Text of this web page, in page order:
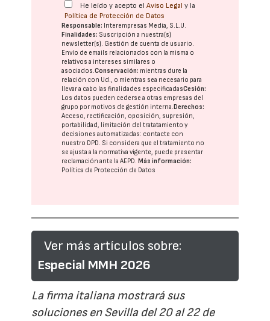
He leído y acepto elAviso Legal y la
Política de Protección de Datos
Responsable: Interempresas Media, S.L.U.
Finalidades: Suscripción a nuestra(s)
newsletter(s). Gestión de cuenta de usuario.
Envío de emails relacionados con la misma o
relativos a intereses similares o
asociados.Conservación: mientras dure la
relación con Ud., o mientras sea necesario para
llevar a cabo las finalidades especificadasCesión:
Los datos pueden cederse a otras empresas del
grupo por motivos de gestión interna.Derechos:
Acceso, rectificación, oposición, supresión,
portabilidad, limitación del tratatamiento y
decisiones automatizadas: contacte con
nuestro DPD . Si considera que el tratamiento no
se ajusta a la normativa vigente, puede presentar
reclamación ante laAEPD .Más información:
Política de Protección de Datos
Ver más artículos sobre:
Especial MMH 2026
La firma italiana mostrará sus
soluciones en Sevilla del 20 al 22 de